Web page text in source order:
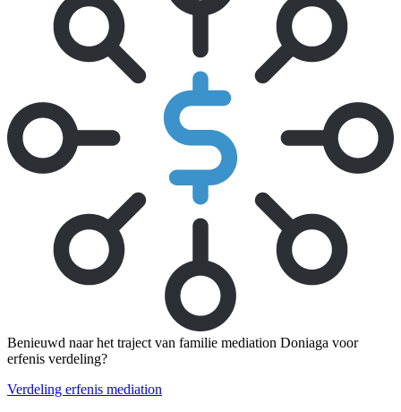
Benieuwd naar het traject van familie mediation Doniaga voor
erfenis verdeling?
Verdeling erfenis mediation